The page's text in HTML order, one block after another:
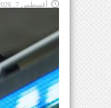
أغسطس 7, 2026